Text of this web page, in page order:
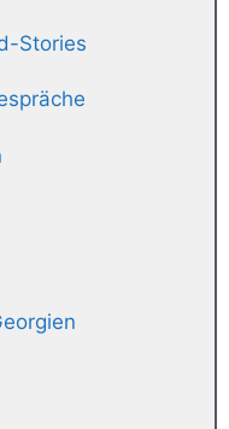
Stories